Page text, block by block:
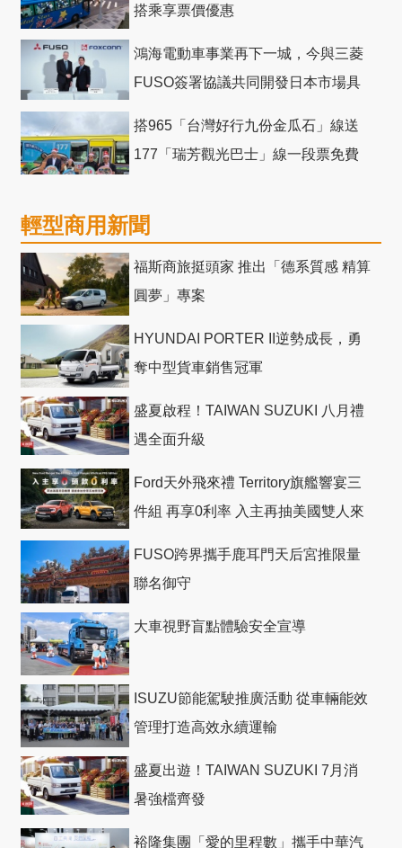
搭乘享票價優惠
鴻海電動車事業再下一城，今與三菱
FUSO簽署協議共同開發日本市場具
搭965「台灣好行九份金瓜石」線送
177「瑞芳觀光巴士」線一段票免費
輕型商用新聞
福斯商旅挺頭家 推出「德系質感 精算
圓夢」專案
HYUNDAI PORTER II逆勢成長，勇
奪中型貨車銷售冠軍
盛夏啟程！TAIWAN SUZUKI 八月禮
遇全面升級
Ford天外飛來禮 Territory旗艦響宴三
件組 再享0利率 入主再抽美國雙人來
FUSO跨界攜手鹿耳門天后宮推限量
聯名御守
大車視野盲點體驗安全宣導
ISUZU節能駕駛推廣活動 從車輛能效
管理打造高效永續運輸
盛夏出遊！TAIWAN SUZUKI 7月消
暑強檔齊發
裕隆集團「愛的里程數」攜手中華汽